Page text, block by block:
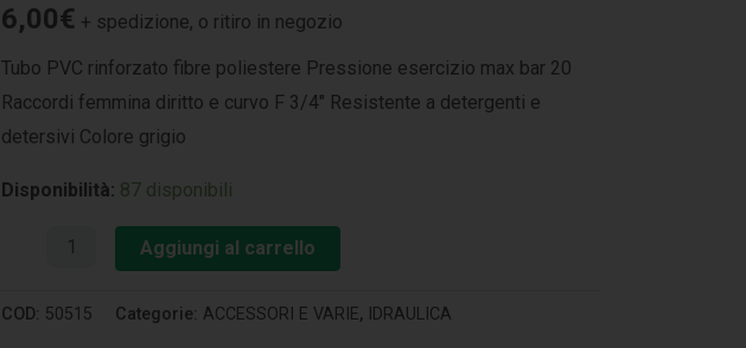
6,00€ + spedizione, o ritiro in negozio
Tubo PVC rinforzato fibre poliestere Pressione esercizio max bar 20
Raccordi femmina diritto e curvo F 3/4″ Resistente a detergenti e
detersivi Colore grigio
Disponibilità: 87 disponibili
Aggiungi al carrello
COD: 50515 Categorie: ACCESSORI E VARIE, IDRAULICA